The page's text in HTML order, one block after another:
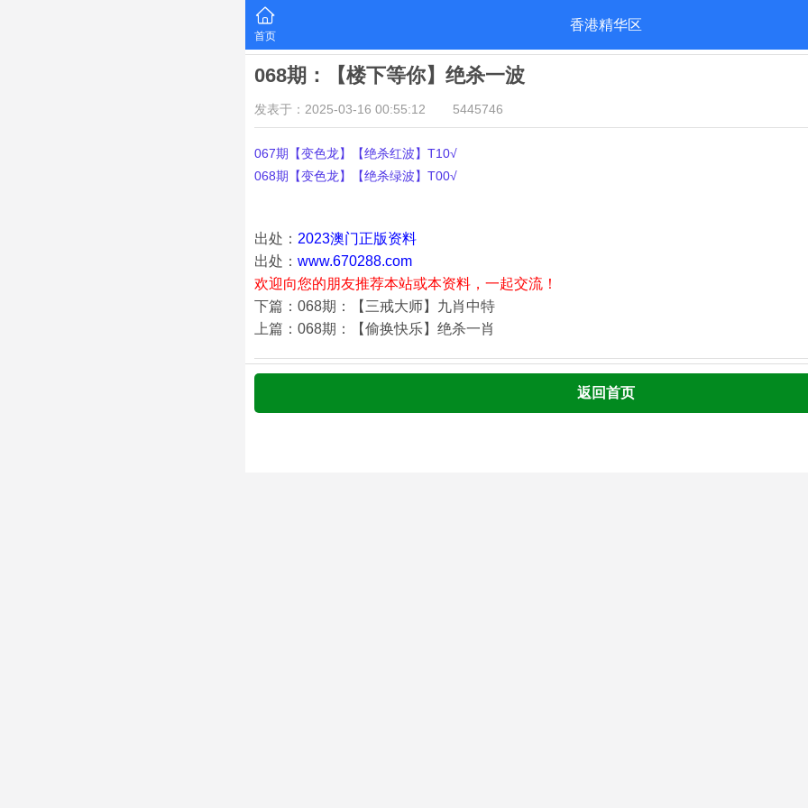
首页
香港精华区
068期：【楼下等你】绝杀一波
发表于：2025-03-16 00:55:12 5445746
067期【变色龙】【绝杀红波】T10√
068期【变色龙】【绝杀绿波】T00√
出处： 2023澳门正版资料
出处： www.670288.com
欢迎向您的朋友推荐本站或本资料，一起交流！
下篇：068期：【三戒大师】九肖中特
上篇：068期：【偷换快乐】绝杀一肖
返回首页